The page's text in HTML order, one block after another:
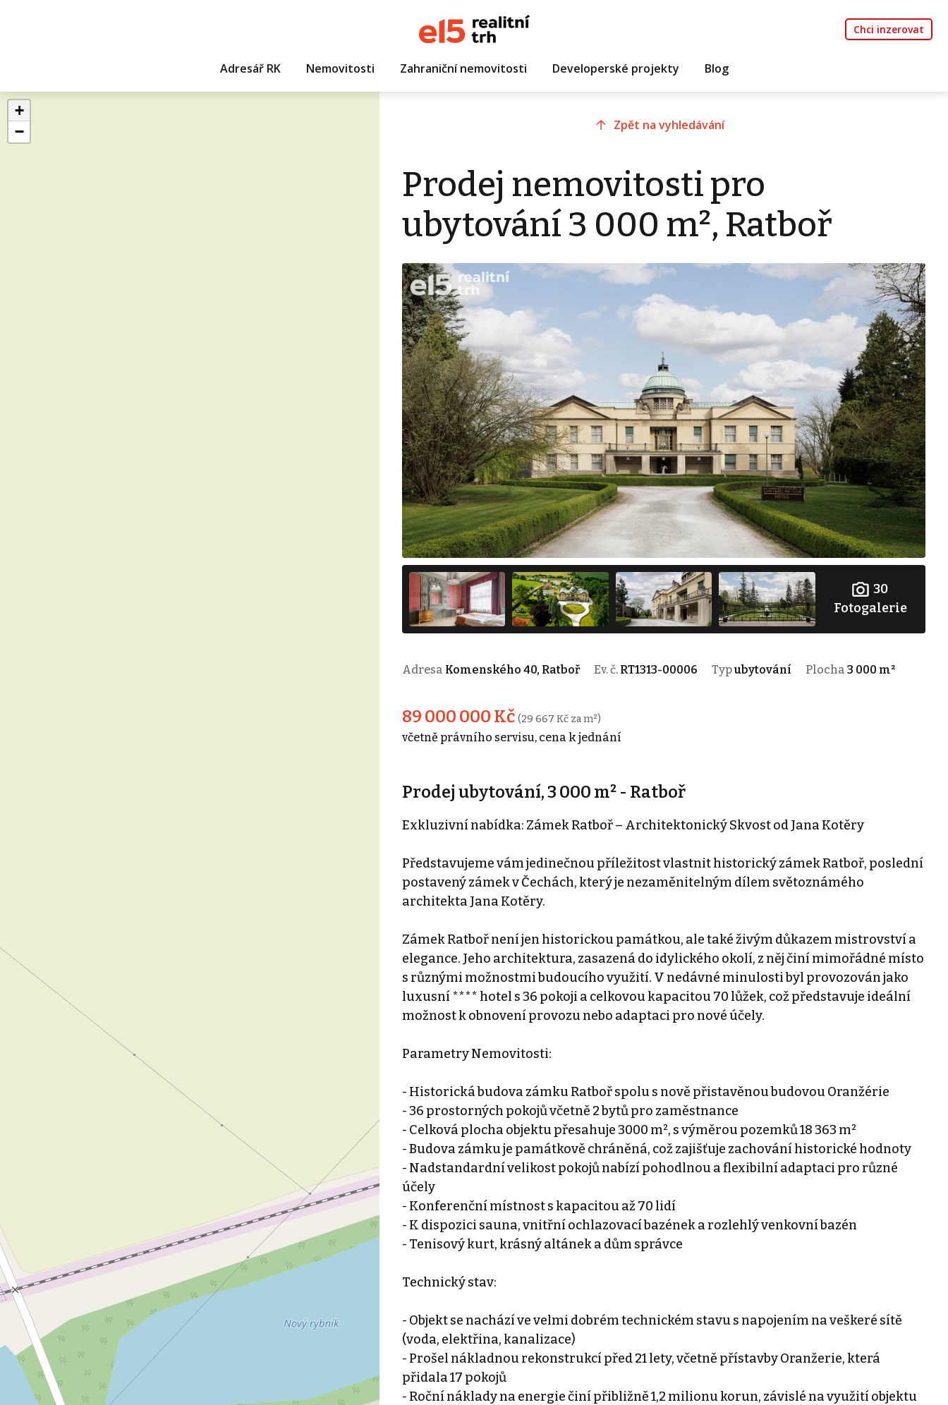
Chci inzerovat
Adresář RK Nemovitosti Zahraniční nemovitosti Developerské projekty Blog
+
−
Zpět na vyhledávání
Prodej nemovitosti pro
ubytování 3 000 m², Ratboř
30
Fotogalerie
Adresa Komenského 40, Ratboř Ev. č. RT1313-00006 Typubytování Plocha 3 000 m²
89 000 000 Kč (29 667 Kč za m²)
včetně právního servisu, cena k jednání
Prodej ubytování, 3 000 m² - Ratboř
Exkluzivní nabídka: Zámek Ratboř – Architektonický Skvost od Jana Kotěry
Představujeme vám jedinečnou příležitost vlastnit historický zámek Ratboř, poslední
postavený zámek v Čechách, který je nezaměnitelným dílem světoznámého
architekta Jana Kotěry.
Zámek Ratboř není jen historickou památkou, ale také živým důkazem mistrovství a
elegance. Jeho architektura, zasazená do idylického okolí, z něj činí mimořádné místo
s různými možnostmi budoucího využití. V nedávné minulosti byl provozován jako
luxusní **** hotel s 36 pokoji a celkovou kapacitou 70 lůžek, což představuje ideální
možnost k obnovení provozu nebo adaptaci pro nové účely.
Parametry Nemovitosti:
- Historická budova zámku Ratboř spolu s nově přistavěnou budovou Oranžérie
- 36 prostorných pokojů včetně 2 bytů pro zaměstnance
- Celková plocha objektu přesahuje 3000 m², s výměrou pozemků 18 363 m²
- Budova zámku je památkově chráněná, což zajišťuje zachování historické hodnoty
- Nadstandardní velikost pokojů nabízí pohodlnou a flexibilní adaptaci pro různé
účely
- Konferenční místnost s kapacitou až 70 lidí
- K dispozici sauna, vnitřní ochlazovací bazének a rozlehlý venkovní bazén
- Tenisový kurt, krásný altánek a dům správce
Technický stav:
- Objekt se nachází ve velmi dobrém technickém stavu s napojením na veškeré sítě
(voda, elektřina, kanalizace)
- Prošel nákladnou rekonstrukcí před 21 lety, včetně přístavby Oranžerie, která
přidala 17 pokojů
- Roční náklady na energie činí přibližně 1,2 milionu korun, závislé na využití objektu